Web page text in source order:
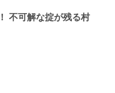
不可解な掟が残る村